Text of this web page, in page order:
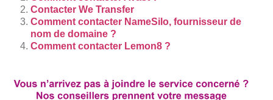
Contacter We Transfer
Comment contacter NameSilo, fournisseur de
nom de domaine ?
Comment contacter Lemon8 ?